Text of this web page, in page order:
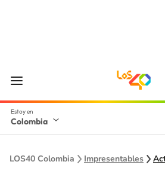
Colombia
LOS40 Colombia Impresentables